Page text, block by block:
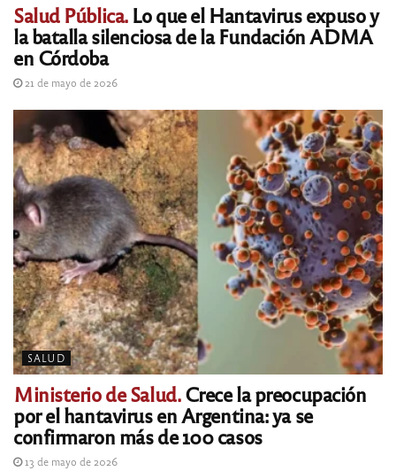
Salud Pública.Lo que el Hantavirus expuso y
la batalla silenciosa de la Fundación ADMA
en Córdoba
21 de mayo de 2026
SALUD
Ministerio de Salud.Crece la preocupación
por el hantavirus en Argentina: ya se
confirmaron más de 100 casos
13 de mayo de 2026